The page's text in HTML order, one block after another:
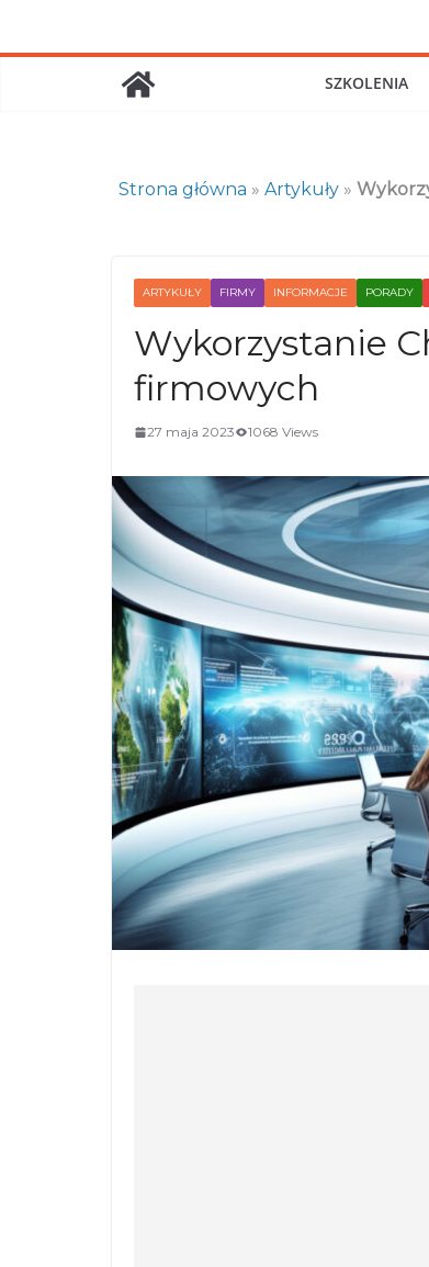
content
SZKOLENIA
Strona główna » Artykuły »
ARTYKUŁY FIRMY INFORMACJE PORADY
Wykorzystanie
firmowych
27 maja 2023 1068 Views